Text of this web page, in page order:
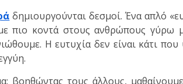
δημιουργούνται δεσμοί. Ένα απλό
πιο κοντά στους ανθρώπους γύρω
Η ευτυχία δεν είναι κάτι που
βοηθώντας τους άλλους,